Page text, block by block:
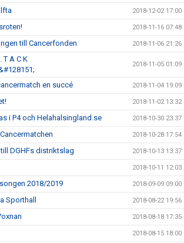
2018-12-02 17:00
2018-11-16 07:48
till Cancerfonden 2018-11-06 21:26
A C K
2018-11-05 01:09
en succé 2018-11-04 19:09
2018-11-02 13:32
i P4 och Helahalsingland.se 2018-10-30 23:37
2018-10-28 17:54
DGHFs distriktslag 2018-10-13 13:37
2018-10-11 12:03
2018/2019 2018-09-09 09:00
Sporthall 2018-08-22 19:56
2018-08-18 17:35
2018-08-15 18:00